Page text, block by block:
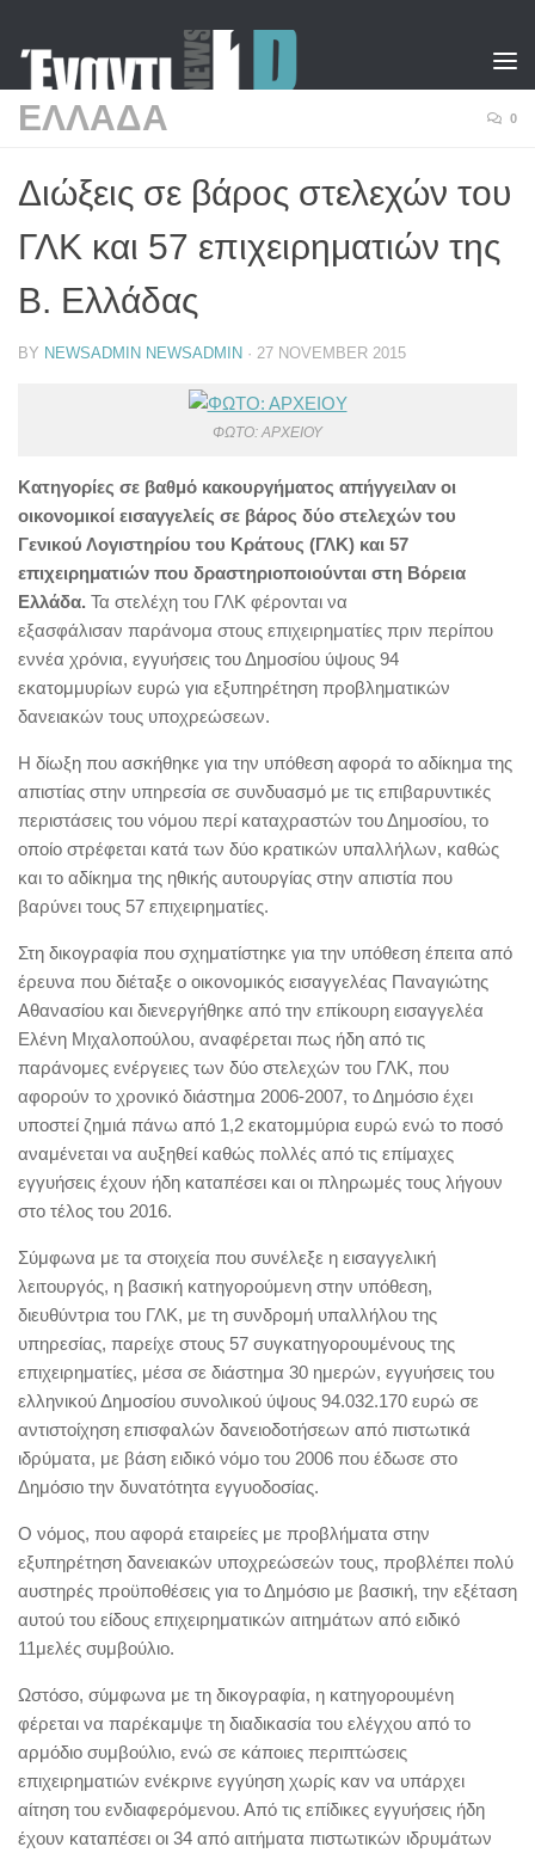
ΕΛΛΑΔΑ 0
Διώξεις σε βάρος στελεχών του
ΓΛΚ και 57 επιχειρηματιών της
Β. Ελλάδας
BY NEWSADMIN NEWSADMIN · 27 NOVEMBER 2015
ΦΩΤΟ: ΑΡΧΕΙΟΥ
Κατηγορίες σε βαθμό κακουργήματος απήγγειλαν οι
οικονομικοί εισαγγελείς σε βάρος δύο στελεχών του
Γενικού Λογιστηρίου του Κράτους (ΓΛΚ) και 57
επιχειρηματιών που δραστηριοποιούνται στη Βόρεια
Ελλάδα. Τα στελέχη του ΓΛΚ φέρονται να
εξασφάλισαν παράνομα στους επιχειρηματίες πριν περίπου
εννέα χρόνια, εγγυήσεις του Δημοσίου ύψους 94
εκατομμυρίων ευρώ για εξυπηρέτηση προβληματικών
δανειακών τους υποχρεώσεων.
Η δίωξη που ασκήθηκε για την υπόθεση αφορά το αδίκημα της
απιστίας στην υπηρεσία σε συνδυασμό με τις επιβαρυντικές
περιστάσεις του νόμου περί καταχραστών του Δημοσίου, το
οποίο στρέφεται κατά των δύο κρατικών υπαλλήλων, καθώς
και το αδίκημα της ηθικής αυτουργίας στην απιστία που
βαρύνει τους 57 επιχειρηματίες.
Στη δικογραφία που σχηματίστηκε για την υπόθεση έπειτα από
έρευνα που διέταξε ο οικονομικός εισαγγελέας Παναγιώτης
Αθανασίου και διενεργήθηκε από την επίκουρη εισαγγελέα
Ελένη Μιχαλοπούλου, αναφέρεται πως ήδη από τις
παράνομες ενέργειες των δύο στελεχών του ΓΛΚ, που
αφορούν το χρονικό διάστημα 2006-2007, το Δημόσιο έχει
υποστεί ζημιά πάνω από 1,2 εκατομμύρια ευρώ ενώ το ποσό
αναμένεται να αυξηθεί καθώς πολλές από τις επίμαχες
εγγυήσεις έχουν ήδη καταπέσει και οι πληρωμές τους λήγουν
στο τέλος του 2016.
Σύμφωνα με τα στοιχεία που συνέλεξε η εισαγγελική
λειτουργός, η βασική κατηγορούμενη στην υπόθεση,
διευθύντρια του ΓΛΚ, με τη συνδρομή υπαλλήλου της
υπηρεσίας, παρείχε στους 57 συγκατηγορουμένους της
επιχειρηματίες, μέσα σε διάστημα 30 ημερών, εγγυήσεις του
ελληνικού Δημοσίου συνολικού ύψους 94.032.170 ευρώ σε
αντιστοίχηση επισφαλών δανειοδοτήσεων από πιστωτικά
ιδρύματα, με βάση ειδικό νόμο του 2006 που έδωσε στο
Δημόσιο την δυνατότητα εγγυοδοσίας.
Ο νόμος, που αφορά εταιρείες με προβλήματα στην
εξυπηρέτηση δανειακών υποχρεώσεών τους, προβλέπει πολύ
αυστηρές προϋποθέσεις για το Δημόσιο με βασική, την εξέταση
αυτού του είδους επιχειρηματικών αιτημάτων από ειδικό
11μελές συμβούλιο.
Ωστόσο, σύμφωνα με τη δικογραφία, η κατηγορουμένη
φέρεται να παρέκαμψε τη διαδικασία του ελέγχου από το
αρμόδιο συμβούλιο, ενώ σε κάποιες περιπτώσεις
επιχειρηματιών ενέκρινε εγγύηση χωρίς καν να υπάρχει
αίτηση του ενδιαφερόμενου. Από τις επίδικες εγγυήσεις ήδη
έχουν καταπέσει οι 34 από αιτήματα πιστωτικών ιδρυμάτων